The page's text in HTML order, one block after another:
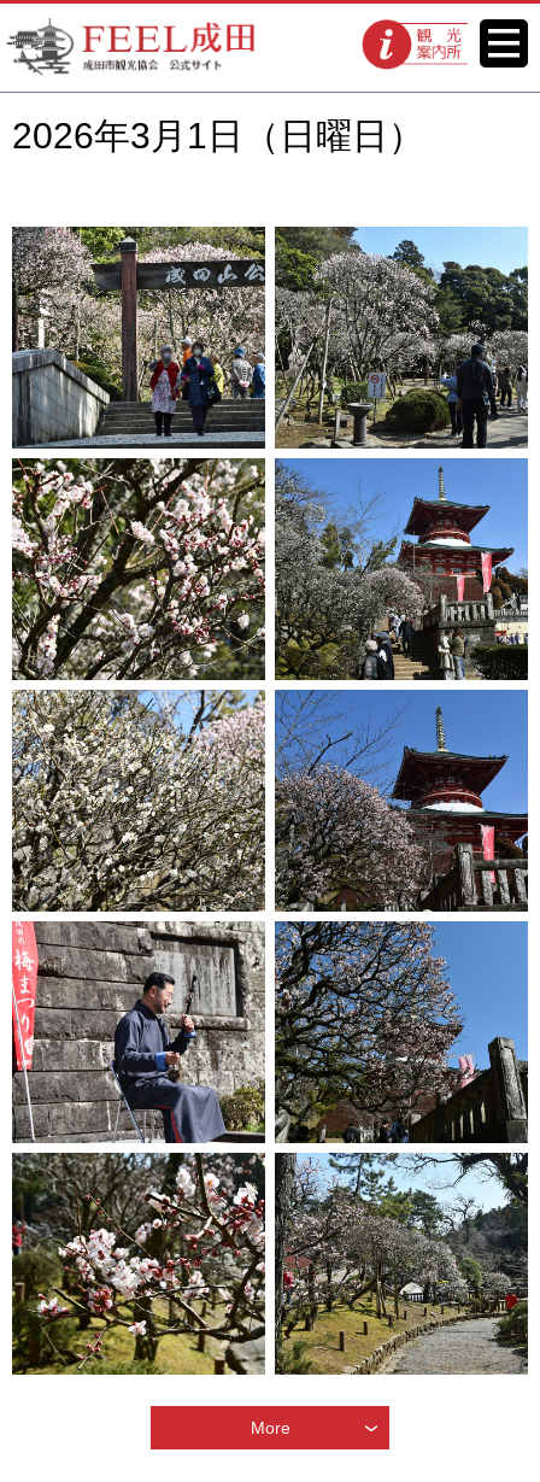
FEEL成田 成田市観光協会 公式
サイト
観光案内所
メニ
ュー
2026年3月1日（日曜日）
More